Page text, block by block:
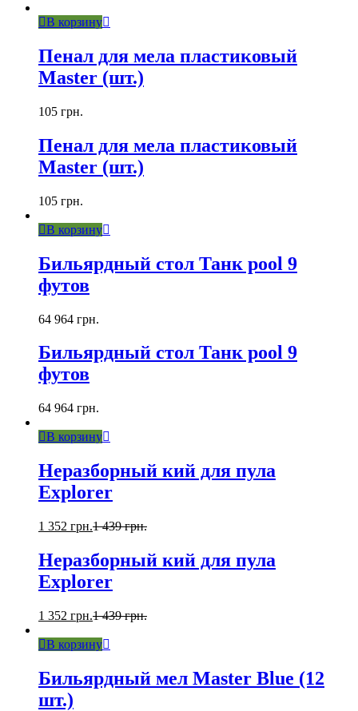
В корзину
Пенал для мела пластиковый
Master (шт.)
105 грн.
Пенал для мела пластиковый
Master (шт.)
105 грн.
В корзину
Бильярдный стол Танк pool 9
футов
64 964 грн.
Бильярдный стол Танк pool 9
футов
64 964 грн.
В корзину
Неразборный кий для пула
Explorer
1 352 грн.1 439грн.
Неразборный кий для пула
Explorer
1 352 грн.1 439грн.
В корзину
Бильярдный мел Master Blue (12
шт.)